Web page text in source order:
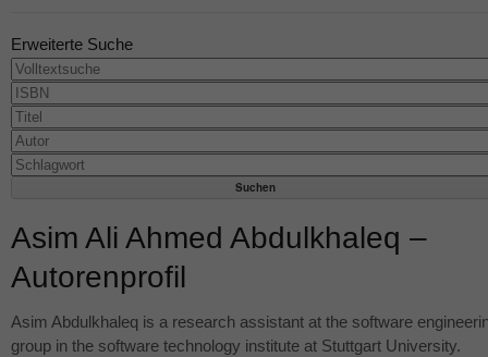
Erweiterte Suche
Asim Ali Ahmed Abdulkhaleq –
Autorenprofil
Asim Abdulkhaleq is a research assistant at the software
group in the software technology institute at Stuttgart University.